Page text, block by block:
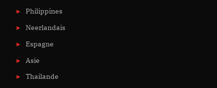
Philippines
Neerlandais
Espagne
Asie
Thailande